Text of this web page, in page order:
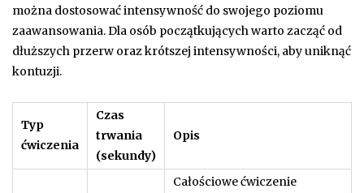
można dostosować intensywność do swojego poziomu
zaawansowania. Dla osób początkujących warto zacząć od
dłuższych przerw oraz krótszej intensywności, aby uniknąć
kontuzji.
Typ
ćwiczenia
Czas
trwania
(sekundy)
Opis
Całościowe ćwiczenie